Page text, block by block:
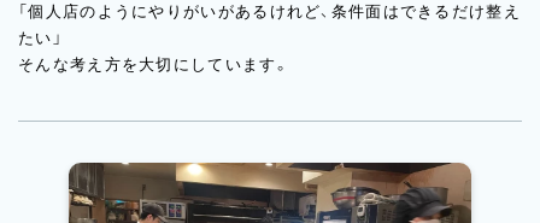
「個人店のようにやりがいがあるけれど、条件面はできるだけ整え
たい」
そんな考え方を大切にしています。